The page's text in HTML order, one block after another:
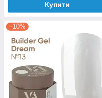
Купити
–10%